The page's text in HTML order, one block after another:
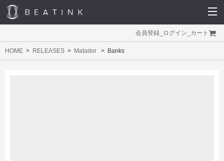
会員登録 ログイン カート
HOME RELEASES Matador Banks